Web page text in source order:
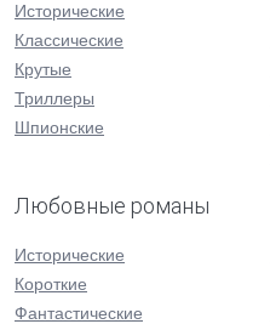
Исторические
Классические
Крутые
Триллеры
Шпионские
Любовные романы
Исторические
Короткие
Фантастические